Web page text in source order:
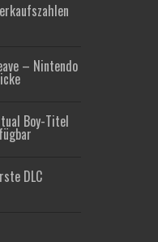
– Nintendo
Boy-Titel
DLC